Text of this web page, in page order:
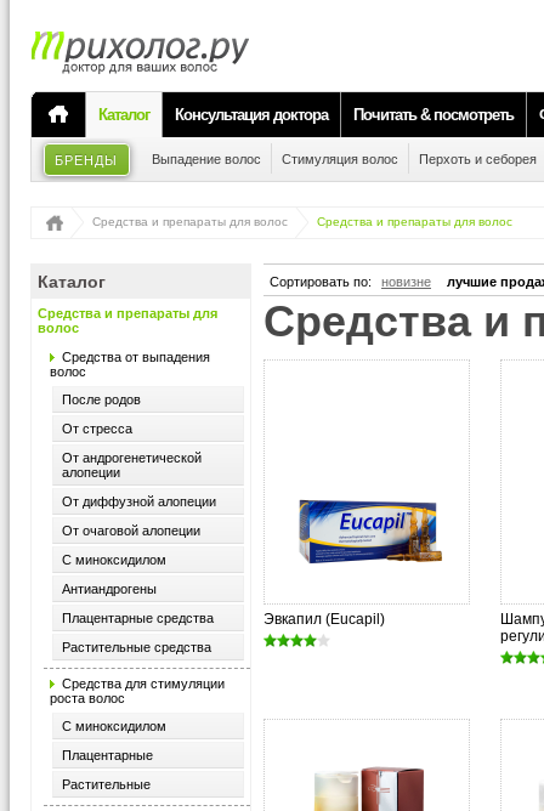
Каталог Консультация доктора Почитать & посмотреть
БРЕНДЫ Выпадение волос Стимуляция волос Перхоть и себорея
Средства и препараты для волос Средства и препараты для волос
Каталог
Средства и препараты для
волос
Средства от выпадения
волос
После родов
От стресса
От андрогенетической
алопеции
От диффузной алопеции
От очаговой алопеции
С миноксидилом
Антиандрогены
Плацентарные средства
Растительные средства
Средства для стимуляции
роста волос
С миноксидилом
Плацентарные
Растительные
Сортировать по: новизне лучшие
средства
Эвкапил (Eucapil)